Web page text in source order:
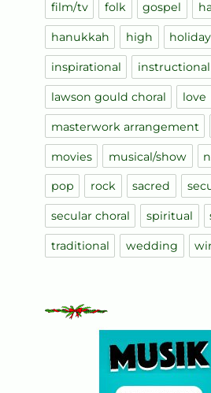
film/tv folk gospel
hanukkah high holiday
inspirational instructional
lawson gould choral love
masterwork arrangement
movies musical/show
pop rock sacred
secular choral spiritual
traditional wedding